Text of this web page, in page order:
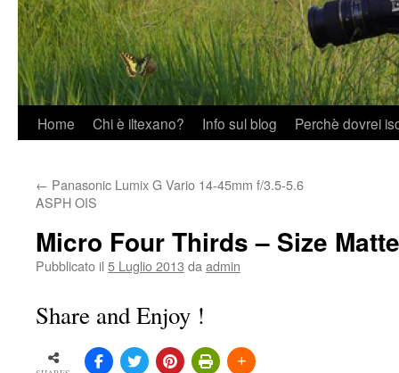
Home Chi è iltexano? Info sul blog Perchè dovrei
← Panasonic Lumix G Vario 14-45mm f/3.5-5.6
ASPH OIS
Micro Four Thirds – Size
Pubblicato il 5 Luglio 2013 da admin
Share and Enjoy !